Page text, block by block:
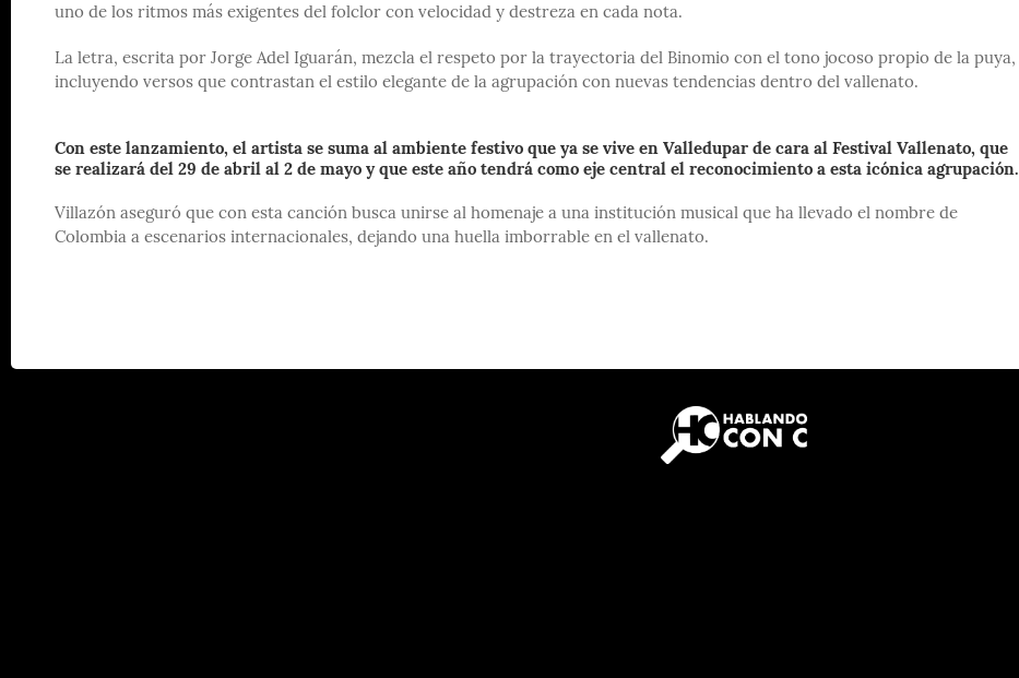
uno de los ritmos más exigentes del folclor con velocidad y destreza en cada nota.
La letra, escrita por Jorge Adel Iguarán, mezcla el respeto por la trayectoria del Binomio con el tono jocoso propio de la puya,
incluyendo versos que contrastan el estilo elegante de la agrupación con nuevas tendencias dentro del vallenato.
Con este lanzamiento, el artista se suma al ambiente festivo que ya se vive en Valledupar de cara al Festival Vallenato, que
se realizará del 29 de abril al 2 de mayo y que este año tendrá como eje central el reconocimiento a esta icónica agrupación.
Villazón aseguró que con esta canción busca unirse al homenaje a una institución musical que ha llevado el nombre de
Colombia a escenarios internacionales, dejando una huella imborrable en el vallenato.